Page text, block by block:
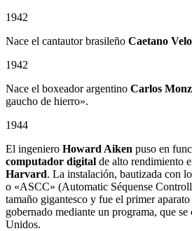
1942
Nace el cantautor brasileño Caetano
1942
Nace el boxeador argentino Carlos
gaucho de hierro».
1944
El ingeniero Howard Aiken puso en
computador digital de alto rendimiento
Harvard. La instalación, bautizada con
o «ASCC» (Automatic Séquense
tamaño gigantesco y fue el primer
gobernado mediante un programa, que
Unidos.